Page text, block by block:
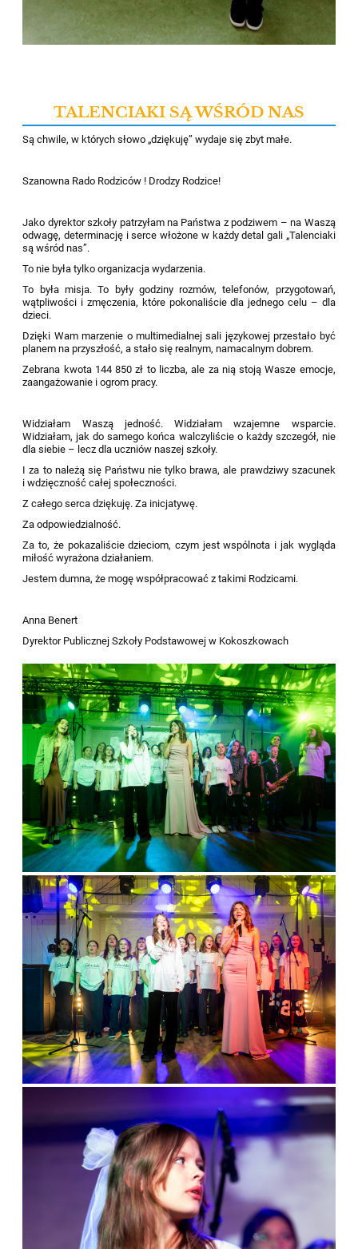
TALENCIAKI SĄ WŚRÓD NAS
Są chwile, w których słowo „dziękuję” wydaje się zbyt małe.
Szanowna Rado Rodziców ! Drodzy Rodzice!
Jako dyrektor szkoły patrzyłam na Państwa z podziwem – na Waszą
odwagę, determinację i serce włożone w każdy detal gali „Talenciaki
są wśród nas”.
To nie była tylko organizacja wydarzenia.
To była misja. To były godziny rozmów, telefonów, przygotowań,
wątpliwości i zmęczenia, które pokonaliście dla jednego celu – dla
dzieci.
Dzięki Wam marzenie o multimedialnej sali językowej przestało być
planem na przyszłość, a stało się realnym, namacalnym dobrem.
Zebrana kwota 144 850 zł to liczba, ale za nią stoją Wasze emocje,
zaangażowanie i ogrom pracy.
Widziałam Waszą jedność. Widziałam wzajemne wsparcie.
Widziałam, jak do samego końca walczyliście o każdy szczegół, nie
dla siebie – lecz dla uczniów naszej szkoły.
I za to należą się Państwu nie tylko brawa, ale prawdziwy szacunek
i wdzięczność całej społeczności.
Z całego serca dziękuję. Za inicjatywę.
Za odpowiedzialność.
Za to, że pokazaliście dzieciom, czym jest wspólnota i jak wygląda
miłość wyrażona działaniem.
Jestem dumna, że mogę współpracować z takimi Rodzicami.
Anna Benert
Dyrektor Publicznej Szkoły Podstawowej w Kokoszkowach